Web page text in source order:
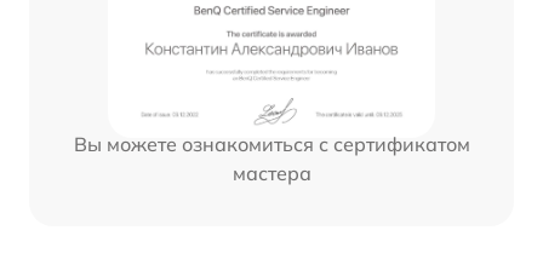
Вы можете ознакомиться с сертификатом
мастера